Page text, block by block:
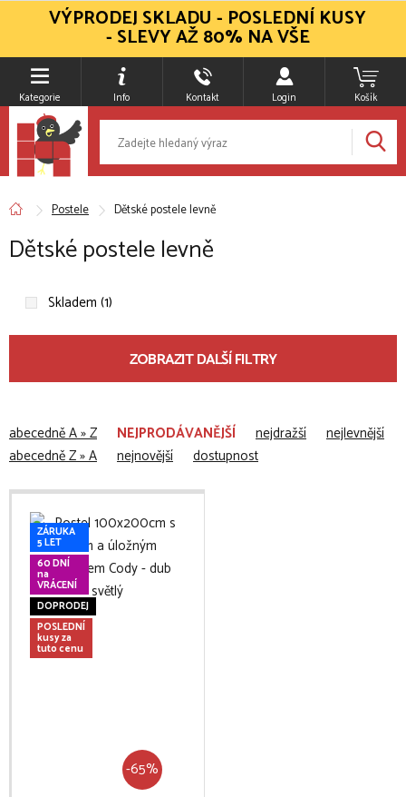
Kategorie Info Kontakt Login Košík
Postele Dětské postele levně
Dětské postele levně
Skladem (1)
ZOBRAZIT DALŠÍ FILTRY
abecedně A » Z NEJPRODÁVANĚJŠÍ nejdražší
nejlevnější
abecedně Z » A
nejnovější dostupnost
ZÁRUKA
5 LET
60 DNÍ
na
VRÁCENÍ
DOPRODEJ
POSLEDNÍ
kusy za
tuto cenu
-65%
VÝPRODEJ SKLADU - POSLEDNÍ KUSY
- SLEVY AŽ 80% NA VŠE